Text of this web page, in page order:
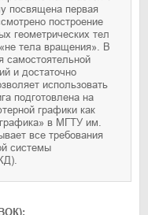
посвящена первая
построение
геометрических тел
тела вращения». В
самостоятельной
использовать
графики как
в МГТУ им.
системы